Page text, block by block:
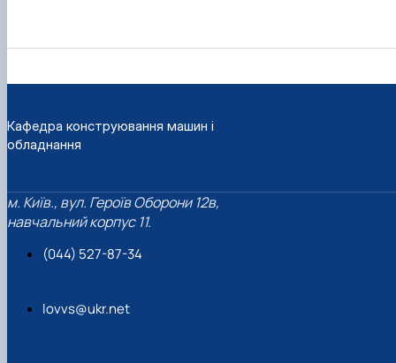
Кафедра конструювання машин і
обладнання
м. Київ., вул. Героїв Оборони 12в,
навчальний корпус 11.
(044) 527-87-34
lovvs@ukr.net